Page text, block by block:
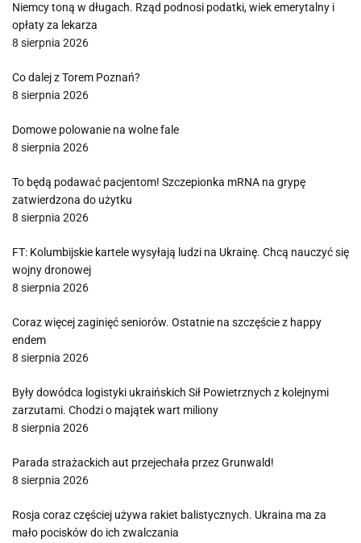
Niemcy toną w długach. Rząd podnosi podatki, wiek emerytalny i
opłaty za lekarza
8 sierpnia 2026
Co dalej z Torem Poznań?
8 sierpnia 2026
Domowe polowanie na wolne fale
8 sierpnia 2026
To będą podawać pacjentom! Szczepionka mRNA na grypę
zatwierdzona do użytku
8 sierpnia 2026
FT: Kolumbijskie kartele wysyłają ludzi na Ukrainę. Chcą nauczyć się
wojny dronowej
8 sierpnia 2026
Coraz więcej zaginięć seniorów. Ostatnie na szczęście z happy
endem
8 sierpnia 2026
Były dowódca logistyki ukraińskich Sił Powietrznych z kolejnymi
zarzutami. Chodzi o majątek wart miliony
8 sierpnia 2026
Parada strażackich aut przejechała przez Grunwald!
8 sierpnia 2026
Rosja coraz częściej używa rakiet balistycznych. Ukraina ma za
mało pocisków do ich zwalczania